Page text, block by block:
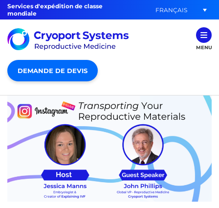
Services d'expédition de classe
mondiale
FRANÇAIS
MENU
DEMANDE DE DEVIS